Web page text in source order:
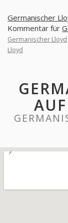
Germanischer
Kommentar für
Germanischer Lloyd
Lloyd